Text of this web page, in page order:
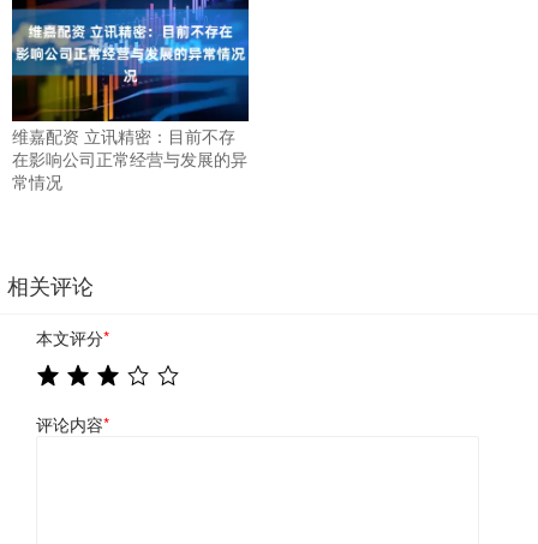
维嘉配资 立讯精密：目前不存
在影响公司正常经营与发展的异
常情况
相关评论
本文评分*
评论内容*